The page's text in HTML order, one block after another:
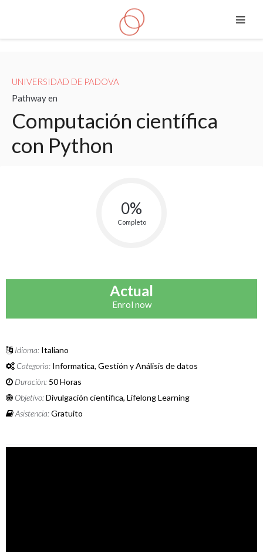
UNIVERSIDAD DE PADOVA
Pathway en
Computación científica
con Python
0%
Completo
Actual
Enrol now
Idioma: Italiano
Categorìa: Informatica, Gestión y Análisis de datos
Duraciòn: 50 Horas
Objetivo:Divulgación científica, Lifelong Learning
Asistencia:Gratuito